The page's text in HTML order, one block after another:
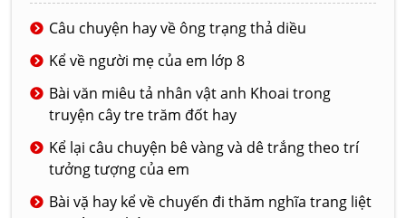
Câu chuyện hay về ông trạng thả diều
Kể về người mẹ của em lớp 8
Bài văn miêu tả nhân vật anh Khoai trong
truyện cây tre trăm đốt hay
Kể lại câu chuyện bê vàng và dê trắng theo trí
tưởng tượng của em
Bài vặ hay kể về chuyến đi thăm nghĩa trang liệt